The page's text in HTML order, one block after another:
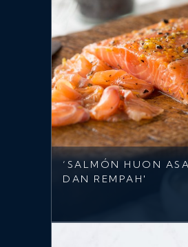
‘SALMÓN HUON
DAN REMPAH'